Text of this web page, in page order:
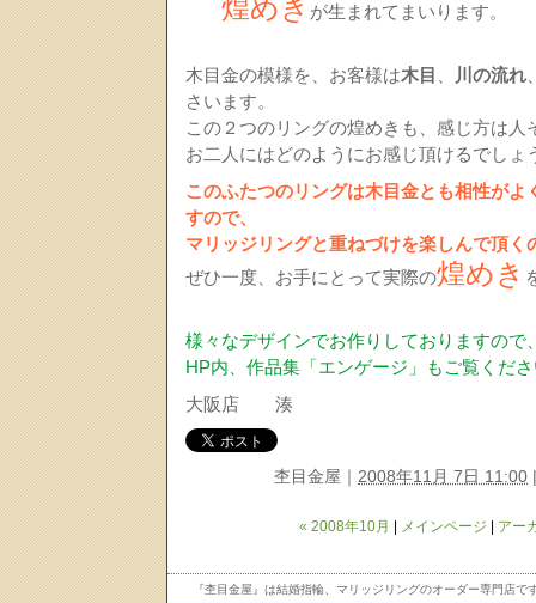
煌めき が生まれてまいります。
木目金の模様を、お客様は木目 川の流れ
さいます。
この２つのリングの煌めきも、感じ方は人
お二人にはどのようにお感じ頂けるでしょ
このふたつのリングは木目金とも相性が
すので、
マリッジリングと重ねづけを楽しんで頂く
ぜひ一度、お手にとって実際の煌めき
様々なデザインでお作りしておりますので
HP内、作品集「エンゲージ」もご覧くだ
大阪店 湊
杢目金屋 2008年11月 7日 11:00
« 2008年10月 | メインページ | アー
『杢目金屋』は結婚指輪、マリッジリングのオーダー専門店